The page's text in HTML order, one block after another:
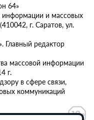
64»
информации и массовых
г. Саратов, ул.
редактор
массовой информации
г.
в сфере связи,
коммуникаций
данных